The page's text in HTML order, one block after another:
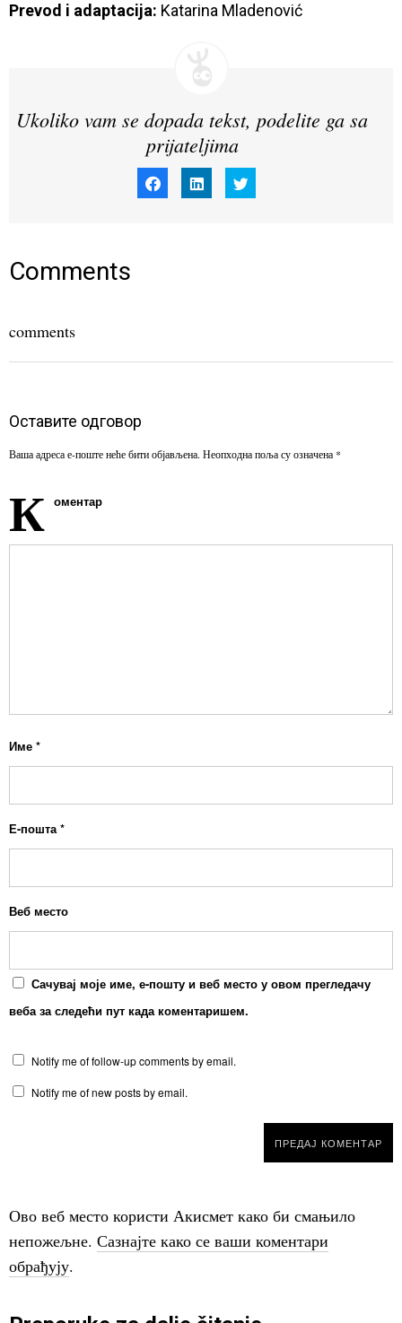
Prevod i adaptacija: Katarina Mladenović
Ukoliko vam se dopada tekst, podelite ga sa
prijateljima
share share share
Comments
comments
Оставите одговор
Ваша адреса е-поште неће бити објављена. Неопходна поља су означена *
К оментар
Име *
Е-пошта*
Веб место
Сачувај моје име, е-пошту и веб место у овом прегледачу
веба за следећи пут када коментаришем.
Notify me of follow-up comments by email.
Notify me of new posts by email.
Ово веб место користи Акисмет како би смањило
непожељне. Сазнајте како се ваши коментари
обрађују.